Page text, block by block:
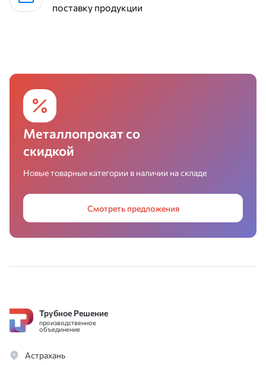
поставку продукции
Металлопрокат со
скидкой
Новые товарные категории в наличии на складе
Смотреть предложения
Трубное Решение
производственное
объединение
Астрахань